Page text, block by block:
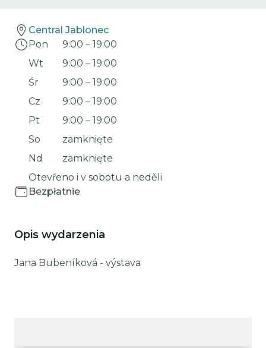
Central Jablonec
Pon
9:00 – 19:00
Wt
9:00 – 19:00
Śr
9:00 – 19:00
Cz
9:00 – 19:00
Pt
9:00 – 19:00
So
zamknięte
Nd
zamknięte
Otevřeno i v sobotu a neděli
Bezpłatnie
Opis wydarzenia
Jana Bubeníková - výstava